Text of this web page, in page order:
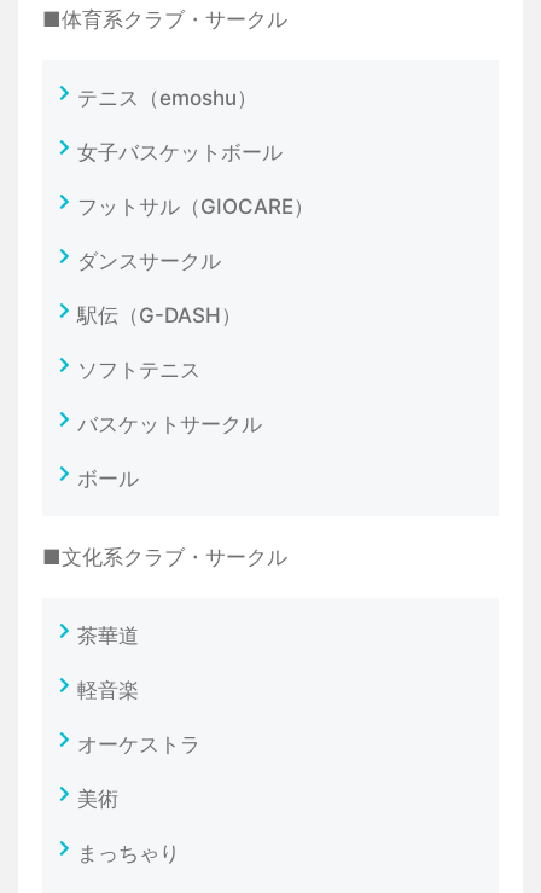
■体育系クラブ・サークル
テニス（emoshu）
女子バスケットボール
フットサル（GIOCARE）
ダンスサークル
駅伝（G-DASH）
ソフトテニス
バスケットサークル
ボール
■文化系クラブ・サークル
茶華道
軽音楽
オーケストラ
美術
まっちゃり